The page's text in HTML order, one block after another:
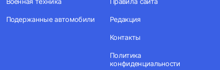
Подержанные автомобили Редакция
Контакты
Политика
конфиденциальности